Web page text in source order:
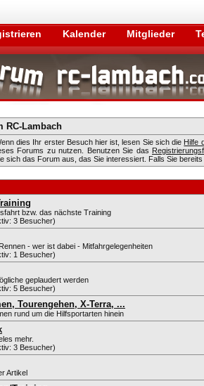
Kalender Mitglieder
RC-Lambach
dies Ihr erster Besuch hier ist, lesen Sie sich die Hilfe
Forums zu nutzen. Benutzen Sie das
sich das Forum aus, das Sie interessiert. Falls Sie
bzw. das nächste Training
3 Besucher)
- wer ist dabei - Mitfahrgelegenheiten
1 Besucher)
geplaudert werden
5 Besucher)
Tourengehen, X-Terra, ...
rund um die Hilfsportarten hinein
mehr.
3 Besucher)
Artikel